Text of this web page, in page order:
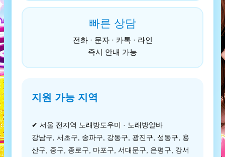
빠른 상담
전화 · 문자 · 카톡 · 라인
즉시 안내 가능
지원 가능 지역
✔ 서울 전지역 노래방도우미 · 노래방알바
강남구, 서초구, 송파구, 강동구, 광진구, 성동구, 용
산구, 중구, 종로구, 마포구, 서대문구, 은평구, 강서